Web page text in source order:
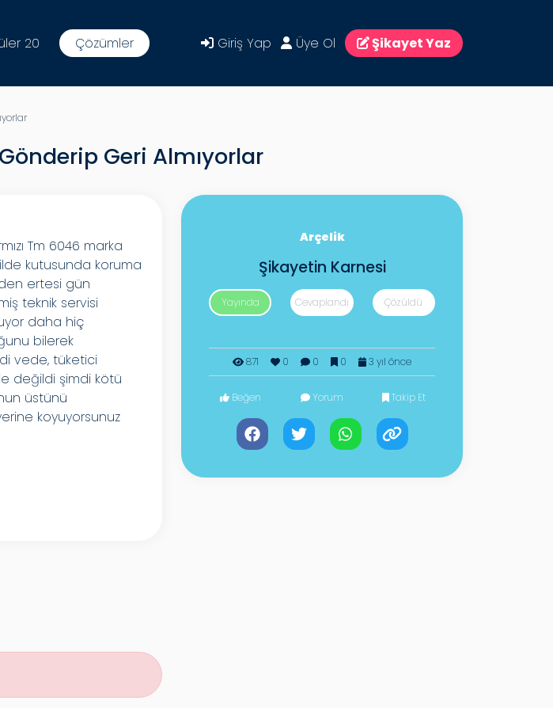
20 Çözümler Giriş Yap Üye Ol Şikayet Yaz
Geri Almıyorlar
Tm 6046 marka
kutusunda koruma
ertesi gün
teknik servisi
daha hiç
bilerek
vede, tüketici
değildi şimdi kötü
üstünü
koyuyorsunuz
Arçelik
Şikayetin Karnesi
Yayında Cevaplandı Çözüldü
871 0 0 0 3 yıl önce
Beğen Yorum Takip Et